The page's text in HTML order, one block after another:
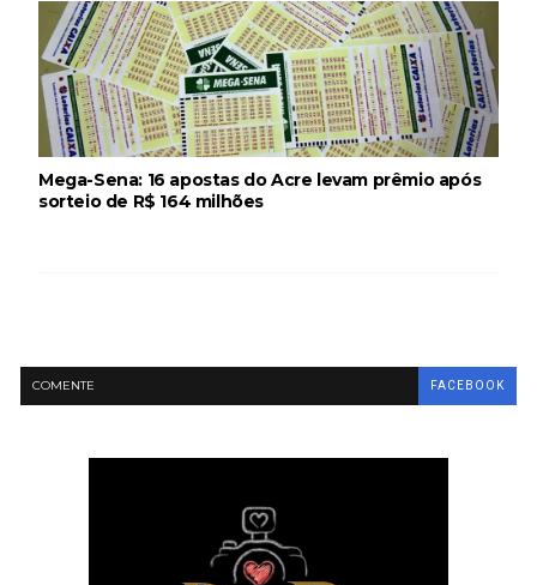
Mega-Sena: 16 apostas do Acre levam prêmio após
sorteio de R$ 164 milhões
COMENTE FACEBOOK